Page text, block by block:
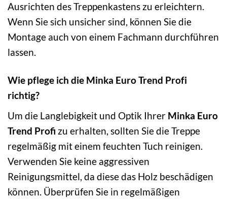
Ausrichten des Treppenkastens zu erleichtern.
Wenn Sie sich unsicher sind, können Sie die
Montage auch von einem Fachmann durchführen
lassen.
Wie pflege ich die Minka Euro Trend Profi
richtig?
Um die Langlebigkeit und Optik Ihrer Minka Euro
Trend Profi zu erhalten, sollten Sie die Treppe
regelmäßig mit einem feuchten Tuch reinigen.
Verwenden Sie keine aggressiven
Reinigungsmittel, da diese das Holz beschädigen
können. Überprüfen Sie in regelmäßigen